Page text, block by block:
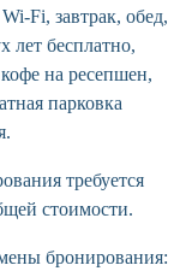
Fi, завтрак, обед,
лет бесплатно,
на ресепшен,
парковка
требуется
стоимости.
бронирования: